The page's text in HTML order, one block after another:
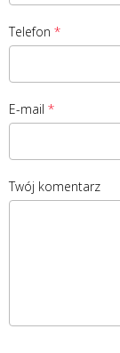
Telefon
E-mail
Twój komentarz